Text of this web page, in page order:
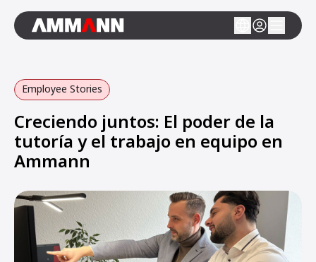
Employee Stories
Creciendo juntos: El poder de la
tutoría y el trabajo en equipo en
Ammann